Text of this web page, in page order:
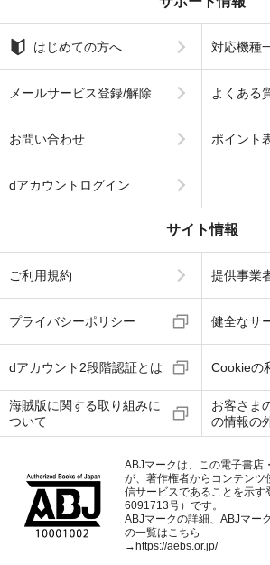
はじめての方へ 対応機種
メールサービス登録/解除 よくある
お問い合わせ ポイント
dアカウントログイン
サイト情報
ご利用規約 提供事業
プライバシーポリシー 健全なサ
dアカウント2段階認証とは Cookieの
海賊版に関する取り組みに
ついて
お客さま
の情報の
ABJマークは、この電子書店
が、著作権者からコンテン
信サービスであることを示す
6091713号）です。
ABJマークの詳細、ABJマー
の一覧はこちら
→ https://aebs.or.jp/